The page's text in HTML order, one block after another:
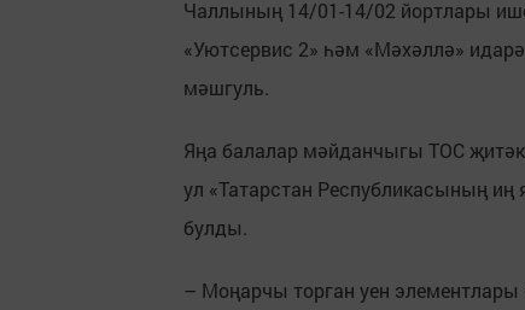
Чаллының 14/01-14/02 йортлары
«Уютсервис 2» һәм «Мәхәллә»
мәшгуль.
Яңа балалар мәйданчыгы ТОС
ул «Татарстан Республикасының
булды.
– Моңарчы торган уен элементлары